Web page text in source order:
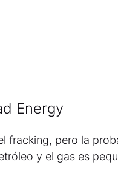
Energy
fracking, pero la
y el gas es